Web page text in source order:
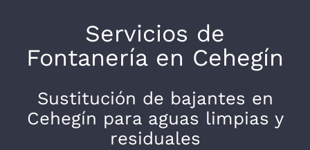
Servicios de
Fontanería en Cehegín
Sustitución de bajantes en
Cehegín para aguas limpias y
residuales